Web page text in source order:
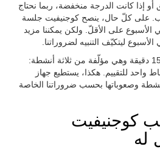
إذا كانت الدرجة منخفضة، ربما نحتاج
على كلّ حال، ينصح كوجنيفيت جلسة
الأسبوع على الأقلّ. ولكن يمكننا مزيد
ليتكيّف التنبيه لضروراتنا.
تدوم كلّ جلسة تدريب حول 15 دقيقة وهي مؤلّفة من ثلاثة أنشطة:
واحد للتقييم. هكذا، يستطيع جهاز
وصعوباتها بحسب ضروراتنا الخاصة
كوجنيفيت
له